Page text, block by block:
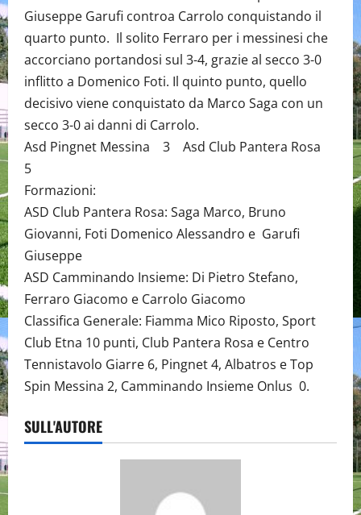
Giuseppe Garufi controa Carrolo conquistando il
quarto punto. Il solito Ferraro per i messinesi che
accorciano portandosi sul 3-4, grazie al secco 3-0
inflitto a Domenico Foti. Il quinto punto, quello
decisivo viene conquistato da Marco Saga con un
secco 3-0 ai danni di Carrolo.
Asd Pingnet Messina 3 Asd Club Pantera Rosa
5
Formazioni:
ASD Club Pantera Rosa: Saga Marco, Bruno
Giovanni, Foti Domenico Alessandro e Garufi
Giuseppe
ASD Camminando Insieme: Di Pietro Stefano,
Ferraro Giacomo e Carrolo Giacomo
Classifica Generale: Fiamma Mico Riposto, Sport
Club Etna 10 punti, Club Pantera Rosa e Centro
Tennistavolo Giarre 6, Pingnet 4, Albatros e Top
Spin Messina 2, Camminando Insieme Onlus 0.
SULL'AUTORE